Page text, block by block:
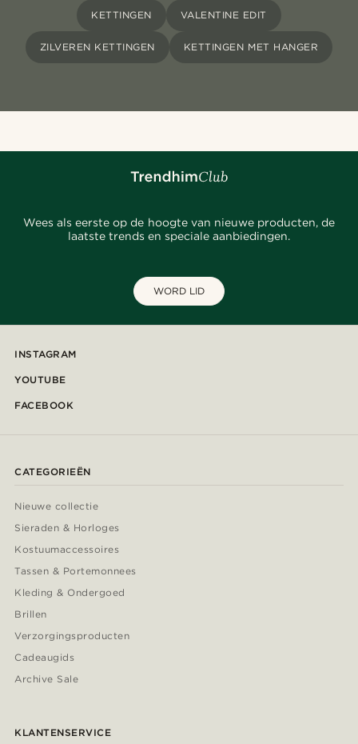
KETTINGEN VALENTINE EDIT
ZILVEREN KETTINGEN KETTINGEN MET HANGER
Wees als eerste op de hoogte van nieuwe producten, de
laatste trends en speciale aanbiedingen.
WORD LID
INSTAGRAM
YOUTUBE
FACEBOOK
CATEGORIEËN
Nieuwe collectie
Sieraden & Horloges
Kostuumaccessoires
Tassen & Portemonnees
Kleding & Ondergoed
Brillen
Verzorgingsproducten
Cadeaugids
Archive Sale
KLANTENSERVICE